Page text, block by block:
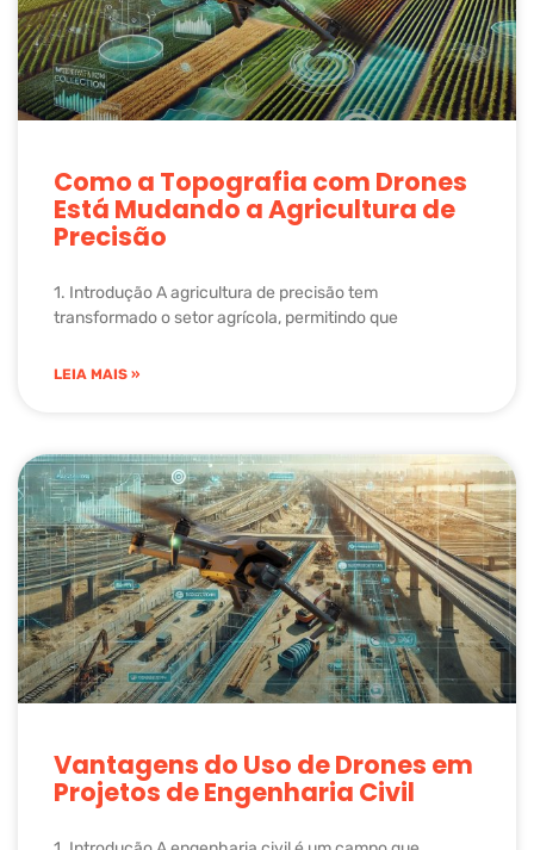
Como a Topografia com Drones
Está Mudando a Agricultura de
Precisão
1. Introdução A agricultura de precisão tem
transformado o setor agrícola, permitindo que
LEIA MAIS »
Vantagens do Uso de Drones em
Projetos de Engenharia Civil